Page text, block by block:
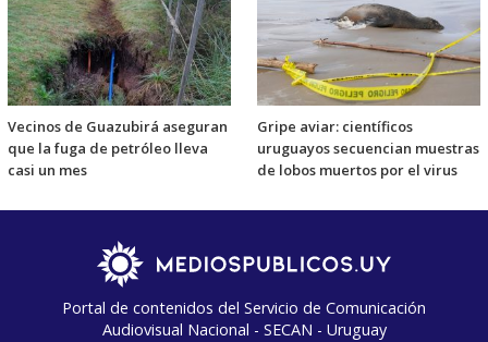
Vecinos de Guazubirá aseguran
que la fuga de petróleo lleva
casi un mes
Gripe aviar: científicos
uruguayos secuencian muestras
de lobos muertos por el virus
Portal de contenidos del Servicio de Comunicación
Audiovisual Nacional - SECAN - Uruguay